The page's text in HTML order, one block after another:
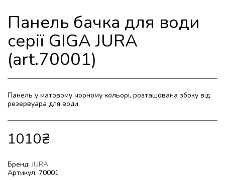
Панель бачка для води
серії GIGA JURA
(art.70001)
Панель у матовому чорному кольорі, розташована збоку від
резервуара для води.
1010₴
Бренд: JURA
Артикул: 70001